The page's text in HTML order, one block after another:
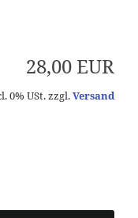
28,00 EUR
0% USt. zzgl.Versand